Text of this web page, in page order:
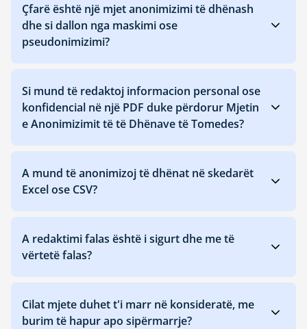
Çfarë është një mjet anonimizimi të dhënash
dhe si dallon nga maskimi ose
pseudonimizimi?
Si mund të redaktoj informacion personal ose
konfidencial në një PDF duke përdorur Mjetin
e Anonimizimit të të Dhënave të Tomedes?
A mund të anonimizoj të dhënat në skedarët
Excel ose CSV?
A redaktimi falas është i sigurt dhe me të
vërtetë falas?
Cilat mjete duhet t'i marr në konsideratë, me
burim të hapur apo sipërmarrje?